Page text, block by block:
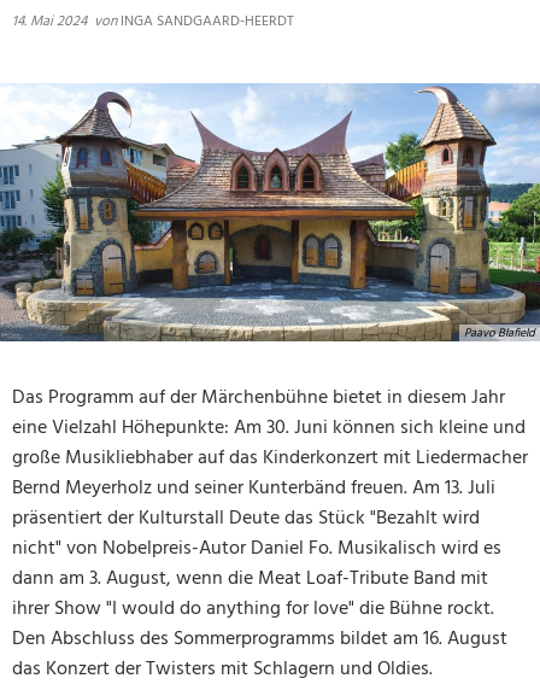
14. Mai 2024 vonINGA SANDGAARD-HEERDT
Paavo Blafield
Das Programm auf der Märchenbühne bietet in diesem Jahr
eine Vielzahl Höhepunkte: Am 30. Juni können sich kleine und
große Musikliebhaber auf das Kinderkonzert mit Liedermacher
Bernd Meyerholz und seiner Kunterbänd freuen. Am 13. Juli
präsentiert der Kulturstall Deute das Stück "Bezahlt wird
nicht" von Nobelpreis-Autor Daniel Fo. Musikalisch wird es
dann am 3. August, wenn die Meat Loaf-Tribute Band mit
ihrer Show "I would do anything for love" die Bühne rockt.
Den Abschluss des Sommerprogramms bildet am 16. August
das Konzert der Twisters mit Schlagern und Oldies.